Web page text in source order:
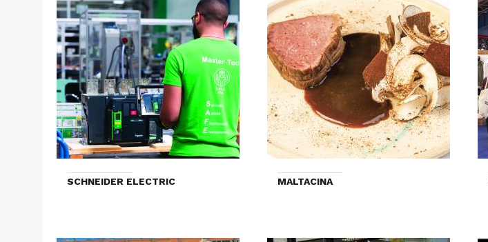
SCHNEIDER ELECTRIC MALTACINA